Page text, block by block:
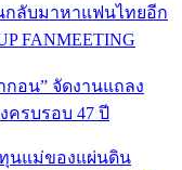
กลับมาหาแฟนไทยอีก
FANMEETING
อน” จัดงานแถลง
รบรอบ 47 ปี